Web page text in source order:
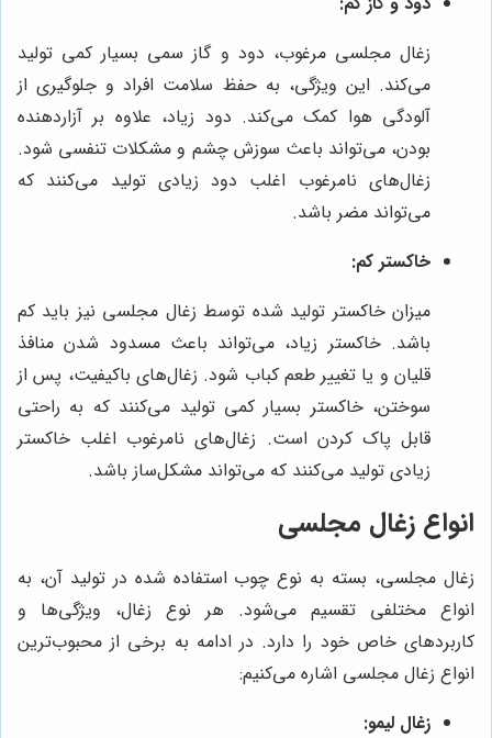
زغال مجلسی مرغوب، دود و گاز سمی بسیار کمی تولید
می‌کند. این ویژگی، به حفظ سلامت افراد و جلوگیری از
آلودگی هوا کمک می‌کند. دود زیاد، علاوه بر آزاردهنده
بودن، می‌تواند باعث سوزش چشم و مشکلات تنفسی شود.
زغال‌های نامرغوب اغلب دود زیادی تولید می‌کنند که
می‌تواند مضر باشد.
خاکستر کم:
میزان خاکستر تولید شده توسط زغال مجلسی نیز باید کم
باشد. خاکستر زیاد، می‌تواند باعث مسدود شدن منافذ
قلیان و یا تغییر طعم کباب شود. زغال‌های باکیفیت، پس از
سوختن، خاکستر بسیار کمی تولید می‌کنند که به راحتی
قابل پاک کردن است. زغال‌های نامرغوب اغلب خاکستر
زیادی تولید می‌کنند که می‌تواند مشکل‌ساز باشد.
انواع زغال مجلسی
زغال مجلسی، بسته به نوع چوب استفاده شده در تولید آن، به
انواع مختلفی تقسیم می‌شود. هر نوع زغال، ویژگی‌ها و
کاربردهای خاص خود را دارد. در ادامه به برخی از محبوب‌ترین
انواع زغال مجلسی اشاره می‌کنیم:
زغال لیمو: